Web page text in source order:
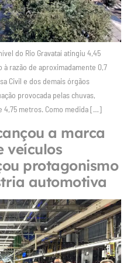
do Rio Gravataí atingiu 4,45
razão de aproximadamente 0,7
Civil e dos demais órgãos
provocada pelas chuvas,
4,75 metros. Como medida […]
a marca
veículos
protagonismo
automotiva